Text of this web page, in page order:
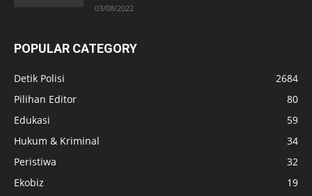
03/08/2022
POPULAR CATEGORY
Detik Polisi
2684
Pilihan Editor
80
Edukasi
59
Hukum & Kriminal
34
Peristiwa
32
Ekobiz
19